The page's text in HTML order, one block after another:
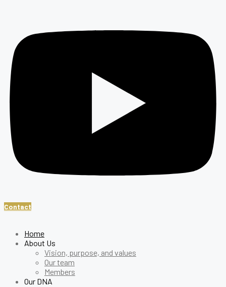
Contact
Home
About Us
Vision, purpose, and values
Our team
Members
Our DNA